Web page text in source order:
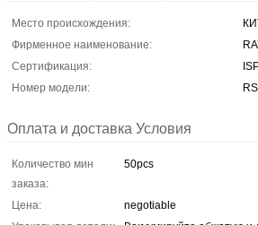
Место происхождения:
Фирменное наименование:
Сертификация:
Номер модели:
Оплата и доставка Условия
Количество мин
заказа:
50pcs
Цена:
negotiable